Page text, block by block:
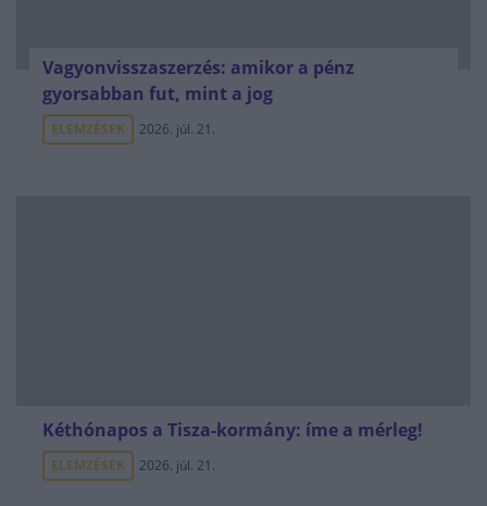
Vagyonvisszaszerzés: amikor a pénz
gyorsabban fut, mint a jog
ELEMZÉSEK 2026. júl. 21.
Kéthónapos a Tisza-kormány: íme a mérleg!
ELEMZÉSEK 2026. júl. 21.